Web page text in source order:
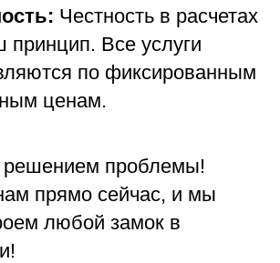
Честность в расчетах
Все услуги
по фиксированным
ценам.
решением проблемы!
прямо сейчас, и мы
любой замок в